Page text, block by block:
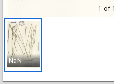
1 of 1
NaN